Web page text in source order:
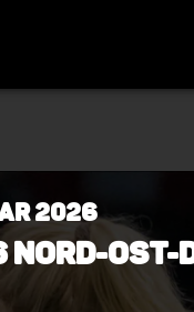
2026
Nord-